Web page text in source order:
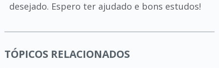
desejado. Espero ter ajudado e bons estudos!
TÓPICOS RELACIONADOS